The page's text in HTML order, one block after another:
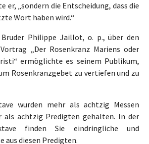
er, „sondern die Entscheidung, dass die
Wort haben wird.“
Philippe Jaillot, o. p., über den
„Der Rosenkranz Mariens oder
ermöglichte es seinem Publikum,
Rosenkranzgebet zu vertiefen und zu
wurden mehr als achtzig Messen
als achtzig Predigten gehalten. In der
finden Sie eindringliche und
aus diesen Predigten.